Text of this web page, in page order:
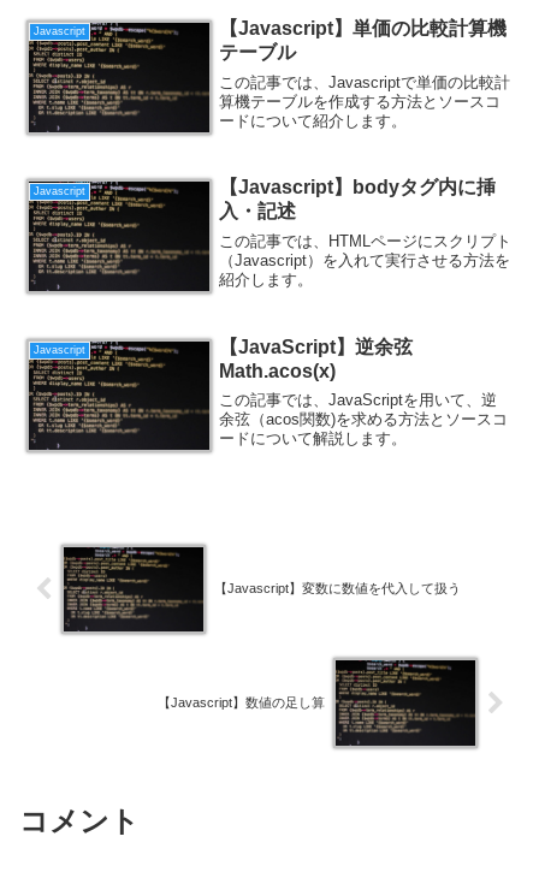
Javascript
【Javascript】単価の比較計算機
テーブル
この記事では、Javascriptで単価の比較計
算機テーブルを作成する方法とソースコ
ードについて紹介します。
Javascript
【Javascript】bodyタグ内に挿
入・記述
この記事では、HTMLページにスクリプト
（Javascript）を入れて実行させる方法を
紹介します。
Javascript
【JavaScript】逆余弦
Math.acos(x)
この記事では、JavaScriptを用いて、逆
余弦（acos関数)を求める方法とソースコ
ードについて解説します。
【Javascript】変数に数値を代入して扱う
【Javascript】数値の足し算
コメント